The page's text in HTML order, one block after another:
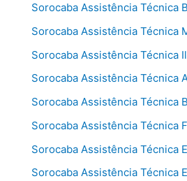
Sorocaba Assistência Técnica
Sorocaba Assistência Técnica
Sorocaba Assistência Técnica
Sorocaba Assistência Técnica
Sorocaba Assistência Técnica
Sorocaba Assistência Técnica
Sorocaba Assistência Técnica
Sorocaba Assistência Técnica